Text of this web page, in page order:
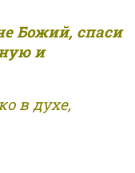
Божий, спаси
и
в духе,